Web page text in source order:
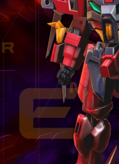
初心者指南
テクニック
用語集
BUTTON
ゲームパッドボタン配
TWITTER
ツイッター
YOUTUBE
ユーチューブ